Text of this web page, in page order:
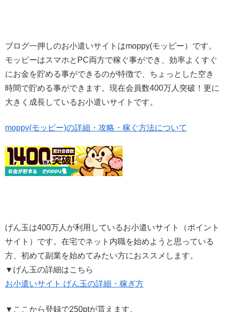
ブログ一押しのお小遣いサイトはmoppy(モッピー）です。
モッピーはスマホとPC両方で稼ぐ事ができ、効率よくすぐ
にお金を貯める事ができるのが特徴で、ちょっとした空き
時間で貯める事ができます。現在会員数400万人突破！更に
大きく成長しているお小遣いサイトです。
moppy(モッピー)の詳細・攻略・稼ぐ方法について
げん玉は400万人が利用しているお小遣いサイト（ポイント
サイト）です。在宅でネット内職を始めようと思っている
方、初めて副業を始めてみたい方におススメします。
▼げん玉の詳細はこちら
お小遣いサイト げん玉の詳細・稼ぎ方
▼ここから登録で250ptが貰えます。